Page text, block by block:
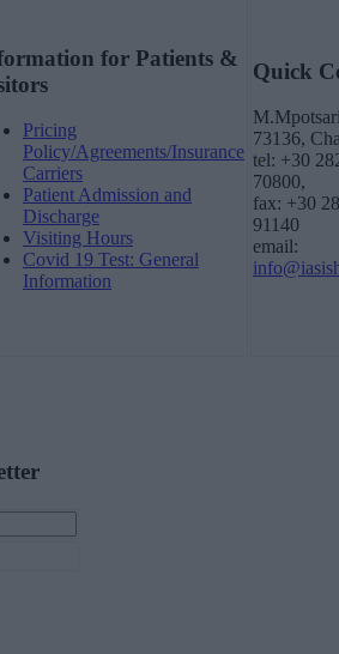
for Patients &
Pricing
Policy/Agreements/Insurance
Carriers
Patient Admission and
Discharge
Visiting Hours
Covid 19 Test: General
Information
Quick
73136,
tel: +30
70800,
fax: +30
91140
email: